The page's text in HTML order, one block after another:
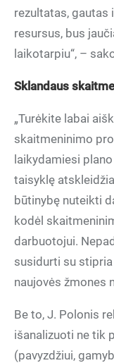
rezultatas, gautas
resursus, bus
laikotarpiu“, –
Sklandaus
„Turėkite labai
skaitmeninimo
laikydamiesi
taisyklę
būtinybę nuteikti
kodėl
darbuotojui.
susidurti su
naujovės žmones
Be to, J. Polonis
išanalizuoti ne tik
(pavyzdžiui,